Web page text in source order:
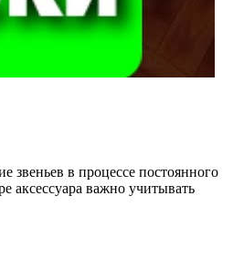
звеньев в процессе постоянного
аксессуара важно учитывать